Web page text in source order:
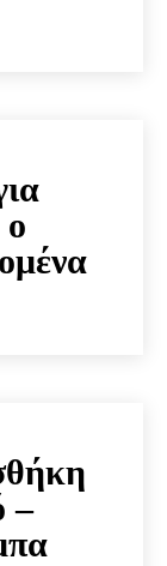
ο
–